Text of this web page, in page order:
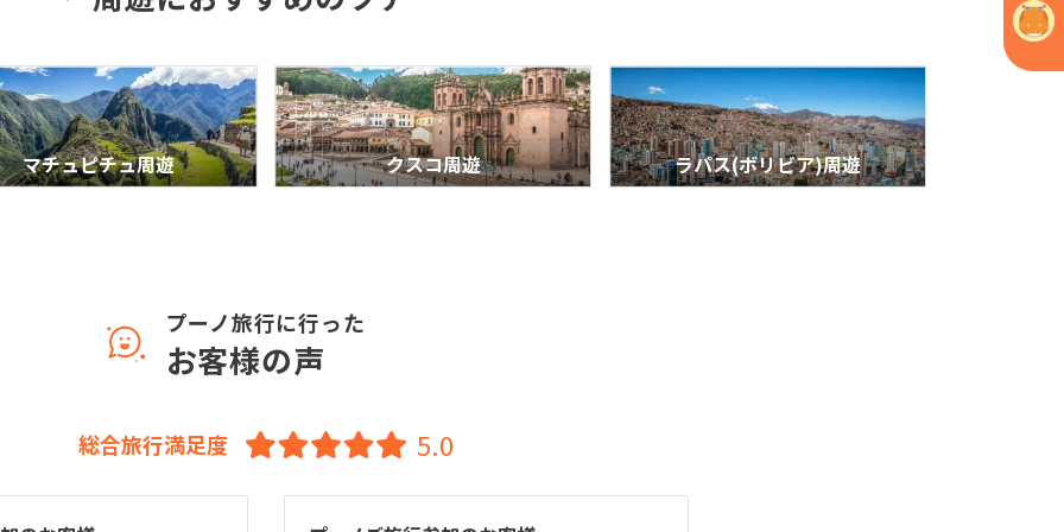
マチュピチュ周遊 クスコ周遊 ラパス(ボリビア)周遊
プーノ旅行に行った
お客様の声
総合旅行満足度